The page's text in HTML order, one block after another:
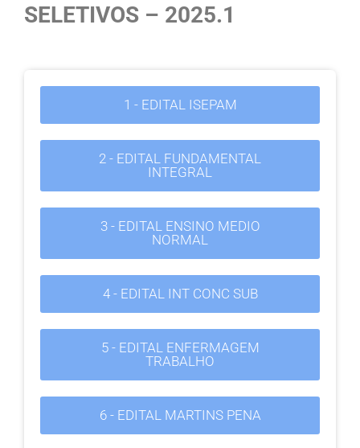
SELETIVOS – 2025.1
1 - EDITAL ISEPAM
2 - EDITAL FUNDAMENTAL
INTEGRAL
3 - EDITAL ENSINO MEDIO
NORMAL
4 - EDITAL INT CONC SUB
5 - EDITAL ENFERMAGEM
TRABALHO
6 - EDITAL MARTINS PENA